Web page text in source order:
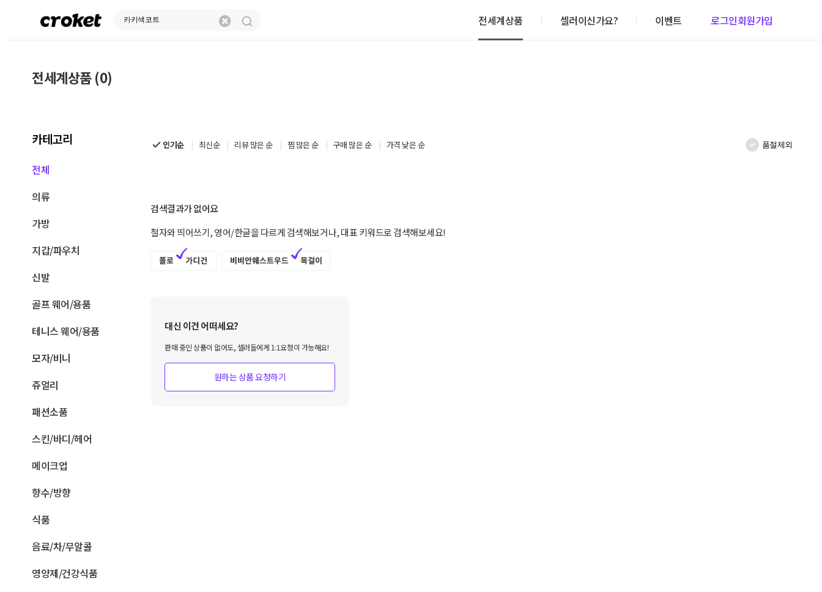
전세계상품 셀러이신가요? 이벤트 로그인회원가입
전세계상품 (0)
카테고리
전체
의류
가방
지갑/파우치
신발
골프 웨어/용품
테니스 웨어/용품
모자/비니
쥬얼리
패션소품
스킨/바디/헤어
메이크업
향수/방향
식품
음료/차/무알콜
영양제/건강식품
인기순 최신순 리뷰 많은 순 찜 많은 순 구매 많은 순 가격 낮은 순 품절제외
검색결과가 없어요
철자와 띄어쓰기, 영어/한글을 다르게 검색해보거나, 대표 키워드로 검색해보세요!
대신 이건 어떠세요?
판매 중인 상품이 없어도, 셀러들에게 1:1요청이 가능해요!
원하는 상품 요청하기